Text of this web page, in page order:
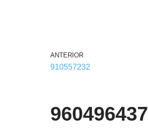
ANTERIOR
910557232
960496437